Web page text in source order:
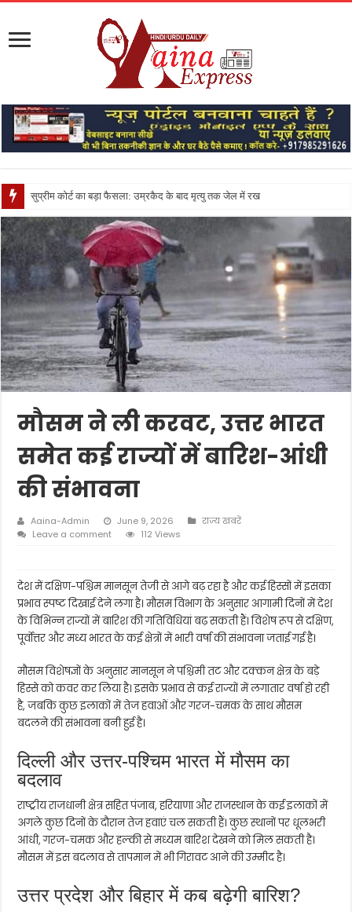
सुप्रीम कोर्ट का बड़ा फैसला: उम्रकैद के बाद मृत्यु तक जेल में रखने की सजा संविधान के
मौसम ने ली करवट, उत्तर भारत
समेत कई राज्यों में बारिश-आंधी
की संभावना
Aaina-Admin June 9, 2026
राज्य खबरें
Leave a comment
112 Views
देश में दक्षिण-पश्चिम मानसून तेजी से आगे बढ़ रहा है और कई हिस्सों में इसका
प्रभाव स्पष्ट दिखाई देने लगा है। मौसम विभाग के अनुसार आगामी दिनों में देश
के विभिन्न राज्यों में बारिश की गतिविधियां बढ़ सकती हैं। विशेष रूप से दक्षिण,
पूर्वोत्तर और मध्य भारत के कई क्षेत्रों में भारी वर्षा की संभावना जताई गई है।
मौसम विशेषज्ञों के अनुसार मानसून ने पश्चिमी तट और दक्कन क्षेत्र के बड़े
हिस्से को कवर कर लिया है। इसके प्रभाव से कई राज्यों में लगातार वर्षा हो रही
है, जबकि कुछ इलाकों में तेज हवाओं और गरज-चमक के साथ मौसम
बदलने की संभावना बनी हुई है।
दिल्ली और उत्तर-पश्चिम भारत में मौसम का
बदलाव
राष्ट्रीय राजधानी क्षेत्र सहित पंजाब, हरियाणा और राजस्थान के कई इलाकों में
अगले कुछ दिनों के दौरान तेज हवाएं चल सकती हैं। कुछ स्थानों पर धूलभरी
आंधी, गरज-चमक और हल्की से मध्यम बारिश देखने को मिल सकती है।
मौसम में इस बदलाव से तापमान में भी गिरावट आने की उम्मीद है।
उत्तर प्रदेश और बिहार में कब बढ़ेगी बारिश?